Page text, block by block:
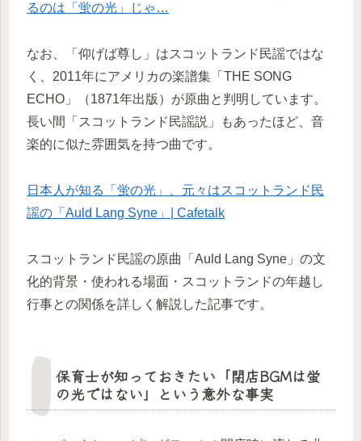
るのは「蛍の光」じゃ…
なお、「仰げば尊し」はスコットランド民謡ではな
く、2011年にアメリカの楽譜集「THE SONG
ECHO」（1871年出版）が原曲と判明しています。
長い間「スコットランド民謡説」もあったほど、音
楽的に似た雰囲気を持つ曲です。
日本人が知る「蛍の光」、元々はスコットランド民
謡の「Auld Lang Syne」| Cafetalk
スコットランド民謡の原曲「Auld Lang Syne」の文
化的背景・使われる場面・スコットランドの年越し
行事との関係を詳しく解説した記事です。
保育士が知っておきたい「閉店BGMは蛍
の光ではない」という意外な事実